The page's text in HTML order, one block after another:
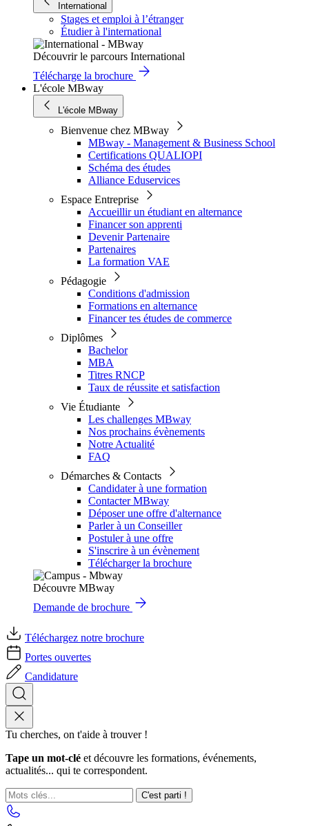
International
Stages et emploi à l’étranger
Étudier à l'international
Découvrir le parcours International
Télécharge la brochure
L'école MBway
L'école MBway
Bienvenue chez MBway
MBway - Management & Business School
Certifications QUALIOPI
Schéma des études
Alliance Eduservices
Espace Entreprise
Accueillir un étudiant en alternance
Financer son apprenti
Devenir Partenaire
Partenaires
La formation VAE
Pédagogie
Conditions d'admission
Formations en alternance
Financer tes études de commerce
Diplômes
Bachelor
MBA
Titres RNCP
Taux de réussite et satisfaction
Vie Étudiante
Les challenges MBway
Nos prochains évènements
Notre Actualité
FAQ
Démarches & Contacts
Candidater à une formation
Contacter MBway
Déposer une offre d'alternance
Parler à un Conseiller
Postuler à une offre
S'inscrire à un évènement
Télécharger la brochure
Découvre MBway
Demande de brochure
Téléchargez notre brochure
Portes ouvertes
Candidature
Tu cherches, on t'aide à trouver !
Tape un mot-clé et découvre les formations, événements,
actualités... qui te correspondent.
C'est parti !